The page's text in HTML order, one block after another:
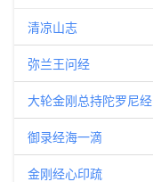
清凉山志
弥兰王问经
大轮金刚总持陀罗尼经
御录经海一滴
金刚经心印疏